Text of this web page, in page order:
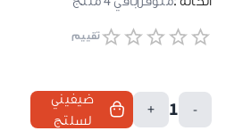
تقييم
-
1
+
ضيفيني
لسلتج